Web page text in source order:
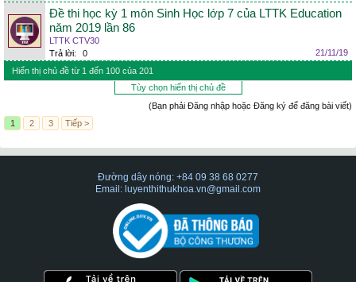
Đề thi học kỳ 1 môn Sinh Học lớp 7 của LTTK Education
năm 2019 lần 86
LTTK CTV30
Trả lời:
0
21/11/19
Hiển thị chủ đề từ 1 đến 100 của 201
Tùy chọn hiển thị chủ đề
(Bạn phải Đăng nhập hoặc Đăng ký để đăng bài viết)
1
2 3 Tiếp >
Đường dây nóng: +84 09 38 68 0277
Email: luyenthithukhoa.vn@gmail.com